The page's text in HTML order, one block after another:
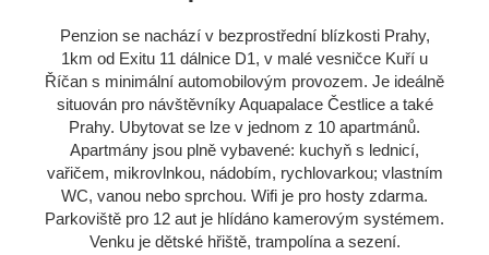
Penzion se nachází v bezprostřední blízkosti Prahy,
1km od Exitu 11 dálnice D1, v malé vesničce Kuří u
Říčan s minimální automobilovým provozem. Je ideálně
situován pro návštěvníky Aquapalace Čestlice a také
Prahy. Ubytovat se lze v jednom z 10 apartmánů.
Apartmány jsou plně vybavené: kuchyň s lednicí,
vařičem, mikrovlnkou, nádobím, rychlovarkou; vlastním
WC, vanou nebo sprchou. Wifi je pro hosty zdarma.
Parkoviště pro 12 aut je hlídáno kamerovým systémem.
Venku je dětské hřiště, trampolína a sezení.